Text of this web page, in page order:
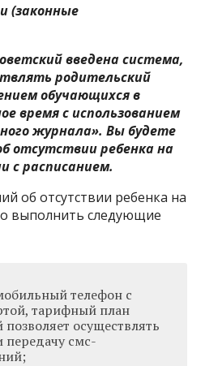
(законные
введена система,
родительский
обучающихся в
время с использованием
журнала». Вы будете
отсутствии ребенка на
с расписанием.
об отсутствии ребенка на
выполнить следующие
телефон с
тарифный план
позволяет осуществлять
передачу смс-